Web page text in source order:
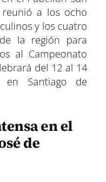
reunió a los ocho
y los cuatro
la región para
al Campeonato
del 12 al 14
Santiago de
en el
de